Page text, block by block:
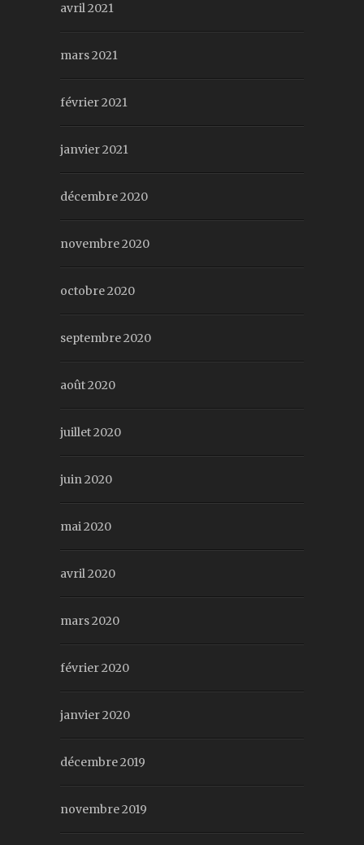
avril 2021
mars 2021
février 2021
janvier 2021
décembre 2020
novembre 2020
octobre 2020
septembre 2020
août 2020
juillet 2020
juin 2020
mai 2020
avril 2020
mars 2020
février 2020
janvier 2020
décembre 2019
novembre 2019